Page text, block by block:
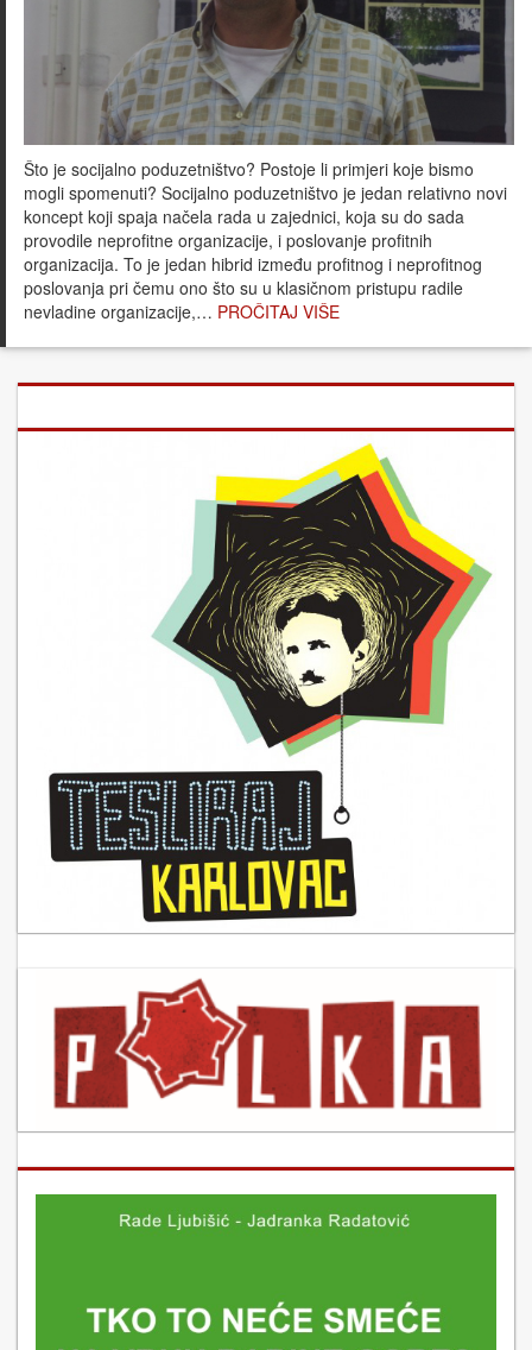
Što je socijalno poduzetništvo? Postoje li primjeri koje bismo
mogli spomenuti? Socijalno poduzetništvo je jedan relativno novi
koncept koji spaja načela rada u zajednici, koja su do sada
provodile neprofitne organizacije, i poslovanje profitnih
organizacija. To je jedan hibrid između profitnog i neprofitnog
poslovanja pri čemu ono što su u klasičnom pristupu radile
nevladine organizacije,… PROČITAJ VIŠE